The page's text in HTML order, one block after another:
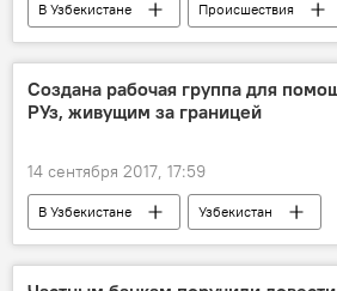
В Узбекистане
Происшествия
Общество
Ташкент
Создана рабочая группа для
РУз, живущим за границей
14 сентября 2017, 17:59
В Узбекистане
Узбекистан
биометрический паспорт
Миграционное законодательство России